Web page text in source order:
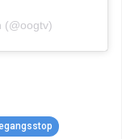
(@oogtv)